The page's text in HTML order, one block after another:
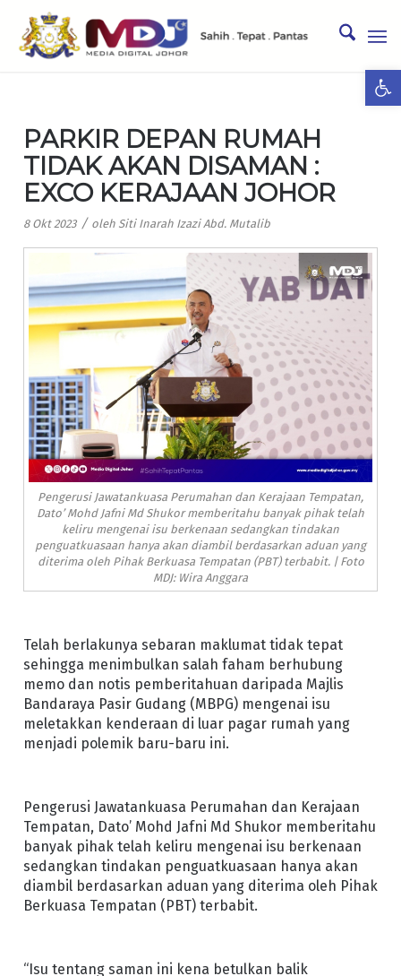
PARKIR DEPAN RUMAH
TIDAK AKAN DISAMAN :
EXCO KERAJAAN JOHOR
8 Okt 2023 / oleh Siti Inarah Izazi Abd. Mutalib
Pengerusi Jawatankuasa Perumahan dan Kerajaan Tempatan,
Dato’ Mohd Jafni Md Shukor memberitahu banyak pihak telah
keliru mengenai isu berkenaan sedangkan tindakan
penguatkuasaan hanya akan diambil berdasarkan aduan yang
diterima oleh Pihak Berkuasa Tempatan (PBT) terbabit. | Foto
MDJ: Wira Anggara
Telah berlakunya sebaran maklumat tidak tepat
sehingga menimbulkan salah faham berhubung
memo dan notis pemberitahuan daripada Majlis
Bandaraya Pasir Gudang (MBPG) mengenai isu
meletakkan kenderaan di luar pagar rumah yang
menjadi polemik baru-baru ini.
Pengerusi Jawatankuasa Perumahan dan Kerajaan
Tempatan, Dato’ Mohd Jafni Md Shukor memberitahu
banyak pihak telah keliru mengenai isu berkenaan
sedangkan tindakan penguatkuasaan hanya akan
diambil berdasarkan aduan yang diterima oleh Pihak
Berkuasa Tempatan (PBT) terbabit.
“Isu tentang saman ini kena betulkan balik